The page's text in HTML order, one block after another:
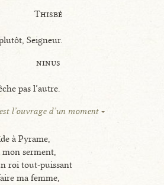
Thisbé
Seigneur.
ninus
pas l’autre.
l’ouvrage d’un moment
à Pyrame,
mon serment,
roi tout-puissant
ma femme,